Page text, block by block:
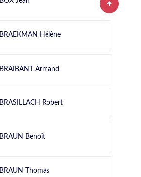
BRAEKMAN Hélène
BRAIBANT Armand
BRASILLACH Robert
BRAUN Benoît
BRAUN Thomas